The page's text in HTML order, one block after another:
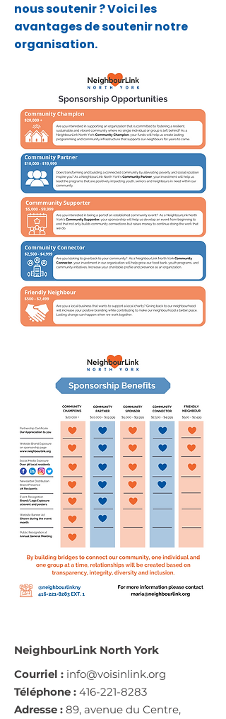
nous soutenir ? Voici les
avantages de soutenir notre
organisation.
NeighbourLink North York
Courriel : info@voisinlink.org
Téléphone : 416-221-8283
Adresse : 89, avenue du Centre,